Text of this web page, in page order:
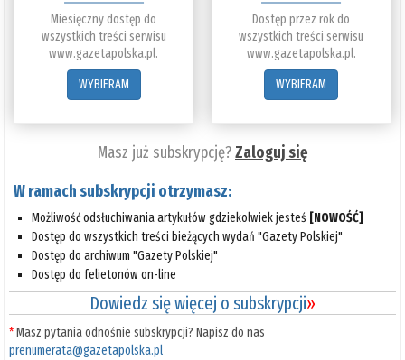
Miesięczny dostęp do
wszystkich treści serwisu
www.gazetapolska.pl.
WYBIERAM
Dostęp przez rok do
wszystkich treści serwisu
www.gazetapolska.pl.
WYBIERAM
Masz już subskrypcję?Zaloguj się
W ramach subskrypcji otrzymasz:
Możliwość odsłuchiwania artykułów gdziekolwiek jesteś [NOWOŚĆ]
Dostęp do wszystkich treści bieżących wydań "Gazety Polskiej"
Dostęp do archiwum "Gazety Polskiej"
Dostęp do felietonów on-line
Dowiedz się więcej o subskrypcji»
*Masz pytania odnośnie subskrypcji? Napisz do nas
prenumerata@gazetapolska.pl